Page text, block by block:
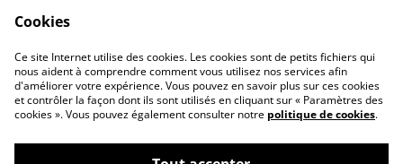
Politique de
confidentialité
Politique de cookies
Cookies
Ce site Internet utilise des cookies. Les cookies sont de petits fichiers qui
nous aident à comprendre comment vous utilisez nos services afin
d'améliorer votre expérience. Vous pouvez en savoir plus sur ces cookies
et contrôler la façon dont ils sont utilisés en cliquant sur « Paramètres des
cookies ». Vous pouvez également consulter notre politique de cookies.